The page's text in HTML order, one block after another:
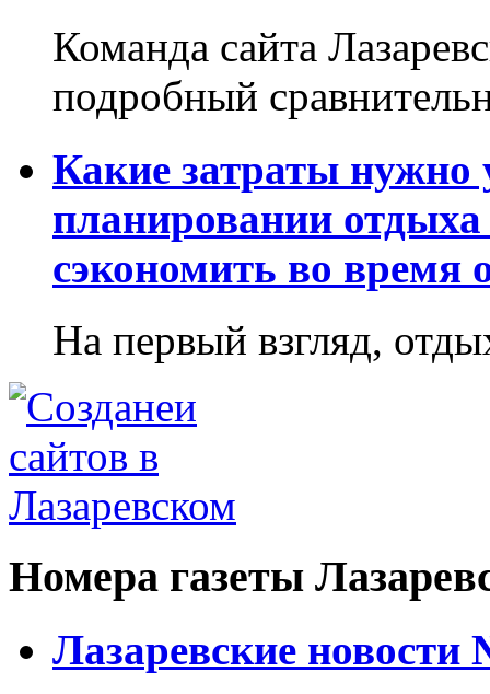
Команда сайта
подробный
Какие затраты нужно
планировании
сэкономить во время
На первый взгляд,
Номера газеты
Лазаревские новости